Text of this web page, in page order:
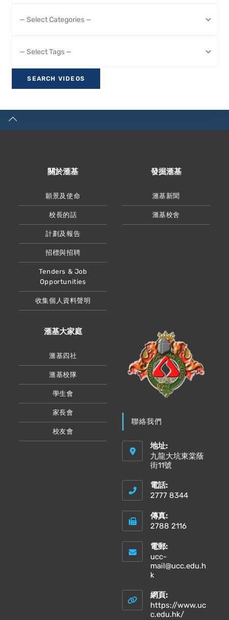
關於滙基
願景及使命
校長的話
計劃及報告
招標與招聘
Tenders & Job
Opportunities
收集個人資料聲明
發掘滙基
滙基新聞
滙基校舍
滙基大家庭
滙基四社
滙基校隊
學生會
家長會
校友會
聯絡我們
地址:
九龍大坑東棠蔭
街11號
電話:
2777 8344
傳真:
2788 2116
電郵:
ucc-
mail@ucc.edu.h
k
your
application
網頁:
https://www.uc
c.edu.hk/Opens